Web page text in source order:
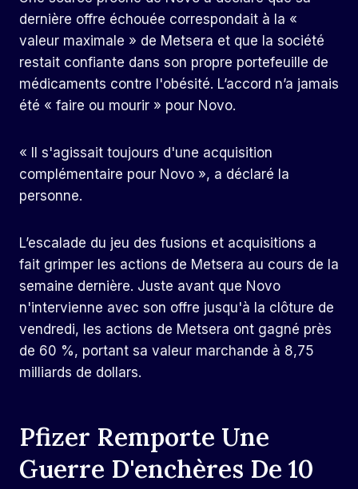
dernière offre échouée correspondait à la «
valeur maximale » de Metsera et que la société
restait confiante dans son propre portefeuille de
médicaments contre l'obésité. L’accord n’a jamais
été « faire ou mourir » pour Novo.
« Il s'agissait toujours d'une acquisition
complémentaire pour Novo », a déclaré la
personne.
L’escalade du jeu des fusions et acquisitions a
fait grimper les actions de Metsera au cours de la
semaine dernière. Juste avant que Novo
n'intervienne avec son offre jusqu'à la clôture de
vendredi, les actions de Metsera ont gagné près
de 60 %, portant sa valeur marchande à 8,75
milliards de dollars.
Pfizer Remporte Une
Guerre D'enchères De 10